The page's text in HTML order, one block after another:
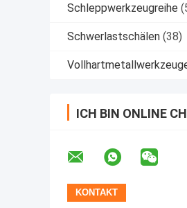
Schleppwerkzeugreihe
Schwerlastschälen (38)
ICH BIN ONLINE